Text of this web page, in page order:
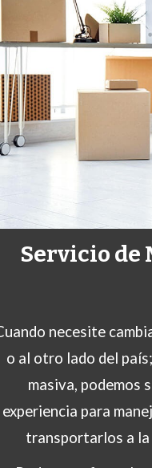
Servicio de
necesite
o al otro lado del
masiva, podemos
experiencia para
transportarlos a la